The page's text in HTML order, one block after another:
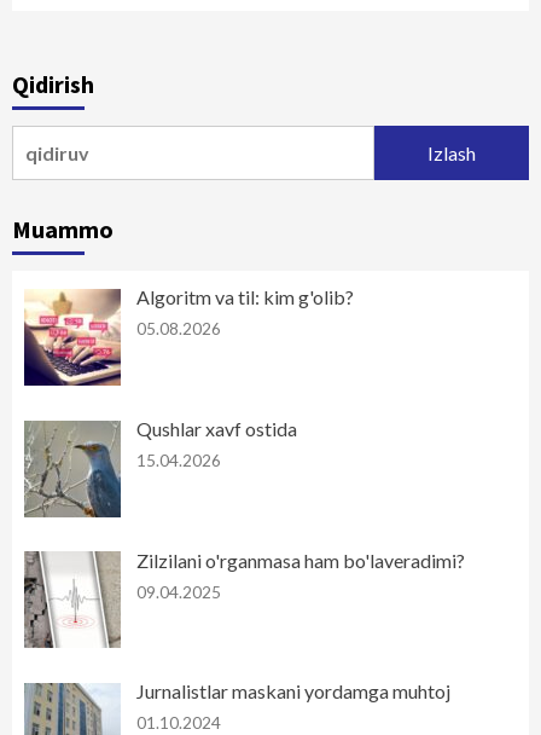
Qidirish
Muammo
Algoritm va til: kim g'olib?
05.08.2026
Qushlar xavf ostida
15.04.2026
Zilzilani o'rganmasa ham bo'laveradimi?
09.04.2025
Jurnalistlar maskani yordamga muhtoj
01.10.2024